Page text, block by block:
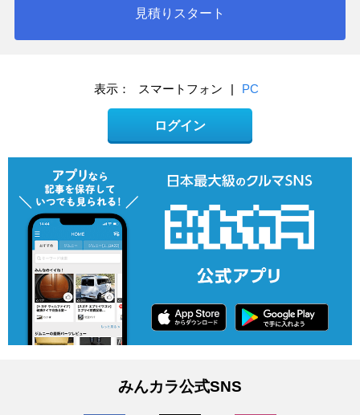
見積りスタート
表示： スマートフォン | PC
ログイン
みんカラ公式SNS